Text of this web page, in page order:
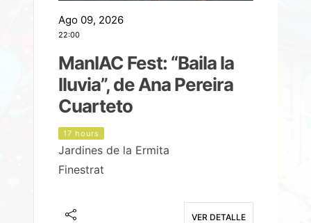
Ago 09, 2026
22:00
ManIAC Fest: “Baila la
lluvia”, de Ana Pereira
Cuarteto
17 hours
Jardines de la Ermita
Finestrat
VER DETALLE